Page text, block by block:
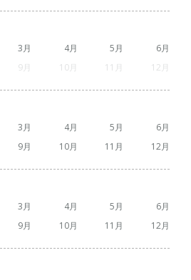
3 4 5
6
9 10 11 12
3 4 5
6
9 10 11 12
3 4 5
6
9 10 11 12